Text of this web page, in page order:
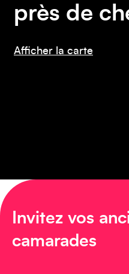
près de
Afficher la carte
Invitez vos
camarades
Afrique